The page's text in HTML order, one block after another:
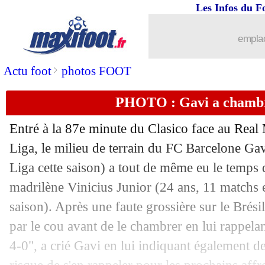
Actu foot> photos FOOT
Les Infos du
PHOTO : Gavi a
Entré à la 87e minute du Clasico face au
Liga, le milieu de terrain du FC Barcelone
Liga cette saison) a tout de même eu le
madrilène Vinicius Junior (24 ans, 11 matchs
saison). Après une faute grossière sur le
par le cou avant de le chambrer en lui
4-0", a crié Gavi en lui indiquant également
ASSE: la direction soutient
27/10 Lille: Still beau joueur avec
L1: Lyon-Auxerre, les compos
27/10 Barça: Casado et les "c..." des
27/10 Juve: Vieira voit grand pour Thuram
27/10 OM: Balerdi décrit le "fou" De Zerbi
27/10 Arsenal: sans Saliba, la stat
27/10 Real : la direction refuse de paniquer